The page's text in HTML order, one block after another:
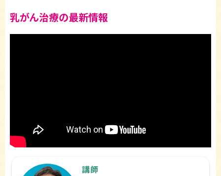
乳がん治療の最新情報
講師